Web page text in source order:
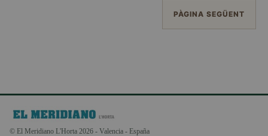
PÀGINA SEGÜENT
© El Meridiano L'Horta 2026 - Valencia - España